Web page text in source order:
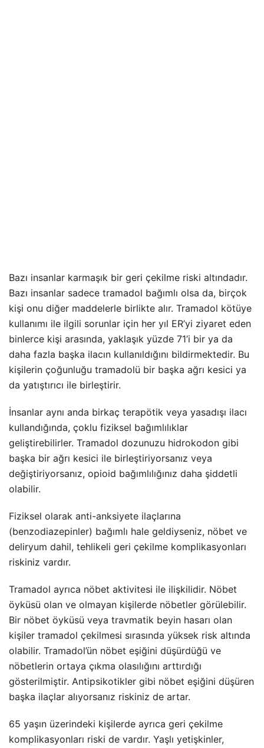
Bazı insanlar karmaşık bir geri çekilme riski altındadır.
Bazı insanlar sadece tramadol bağımlı olsa da, birçok
kişi onu diğer maddelerle birlikte alır. Tramadol kötüye
kullanımı ile ilgili sorunlar için her yıl ER’yi ziyaret eden
binlerce kişi arasında, yaklaşık yüzde 71’i bir ya da
daha fazla başka ilacın kullanıldığını bildirmektedir. Bu
kişilerin çoğunluğu tramadolü bir başka ağrı kesici ya
da yatıştırıcı ile birleştirir.
İnsanlar aynı anda birkaç terapötik veya yasadışı ilacı
kullandığında, çoklu fiziksel bağımlılıklar
geliştirebilirler. Tramadol dozunuzu hidrokodon gibi
başka bir ağrı kesici ile birleştiriyorsanız veya
değiştiriyorsanız, opioid bağımlılığınız daha şiddetli
olabilir.
Fiziksel olarak anti-anksiyete ilaçlarına
(benzodiazepinler) bağımlı hale geldiyseniz, nöbet ve
deliryum dahil, tehlikeli geri çekilme komplikasyonları
riskiniz vardır.
Tramadol ayrıca nöbet aktivitesi ile ilişkilidir. Nöbet
öyküsü olan ve olmayan kişilerde nöbetler görülebilir.
Bir nöbet öyküsü veya travmatik beyin hasarı olan
kişiler tramadol çekilmesi sırasında yüksek risk altında
olabilir. Tramadol’ün nöbet eşiğini düşürdüğü ve
nöbetlerin ortaya çıkma olasılığını arttırdığı
gösterilmiştir. Antipsikotikler gibi nöbet eşiğini düşüren
başka ilaçlar alıyorsanız riskiniz de artar.
65 yaşın üzerindeki kişilerde ayrıca geri çekilme
komplikasyonları riski de vardır. Yaşlı yetişkinler,